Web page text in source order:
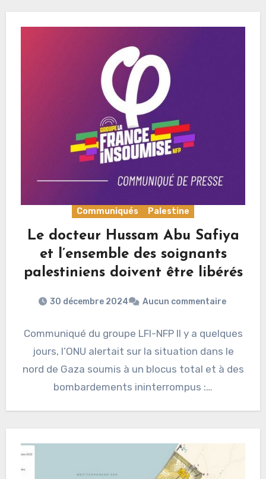
Communiqués Palestine
Le docteur Hussam Abu Safiya
et l’ensemble des soignants
palestiniens doivent être libérés
30 décembre 2024 Aucun commentaire
Communiqué du groupe LFI-NFP Il y a quelques
jours, l’ONU alertait sur la situation dans le
nord de Gaza soumis à un blocus total et à des
bombardements ininterrompus :…